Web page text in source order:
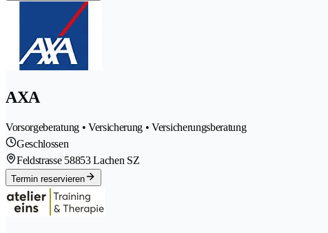
AXA
Vorsorgeberatung • Versicherung • Versicherungsberatung
Geschlossen
Feldstrasse 58853 Lachen SZ
Termin reservieren